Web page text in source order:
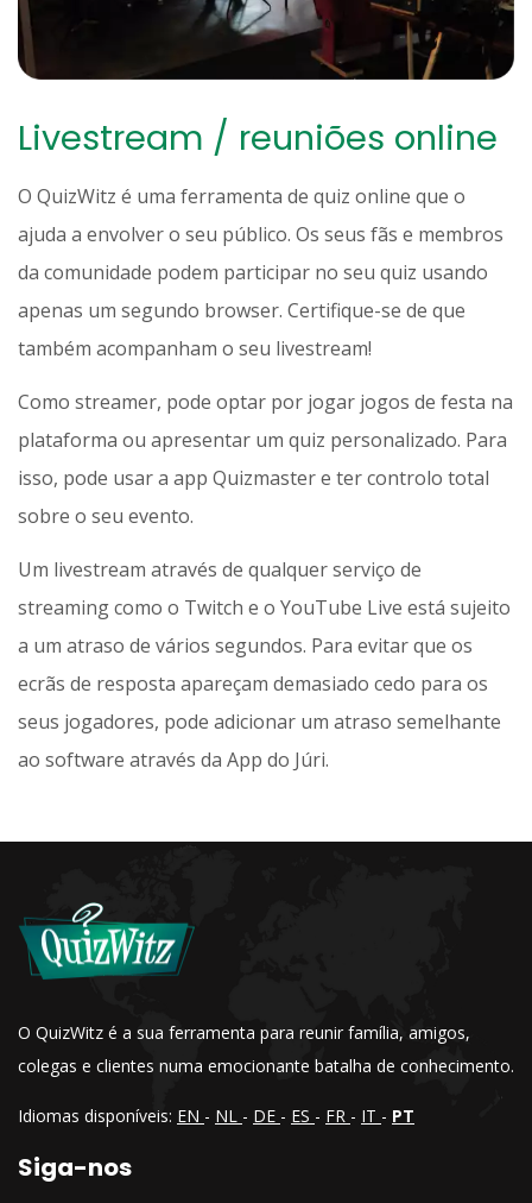
Livestream / reuniões online
O QuizWitz é uma ferramenta de quiz online que o
ajuda a envolver o seu público. Os seus fãs e membros
da comunidade podem participar no seu quiz usando
apenas um segundo browser. Certifique-se de que
também acompanham o seu livestream!
Como streamer, pode optar por jogar jogos de festa na
plataforma ou apresentar um quiz personalizado. Para
isso, pode usar a app Quizmaster e ter controlo total
sobre o seu evento.
Um livestream através de qualquer serviço de
streaming como o Twitch e o YouTube Live está sujeito
a um atraso de vários segundos. Para evitar que os
ecrãs de resposta apareçam demasiado cedo para os
seus jogadores, pode adicionar um atraso semelhante
ao software através da App do Júri.
O QuizWitz é a sua ferramenta para reunir família, amigos,
colegas e clientes numa emocionante batalha de conhecimento.
Idiomas disponíveis: EN - NL - DE - ES - FR - IT - PT
Siga-nos